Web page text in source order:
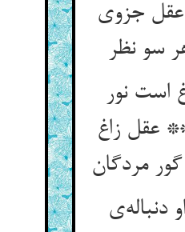
جزوی
سو نظر
است نور
عقل زاغ
گور مردگان
دنباله‌ی